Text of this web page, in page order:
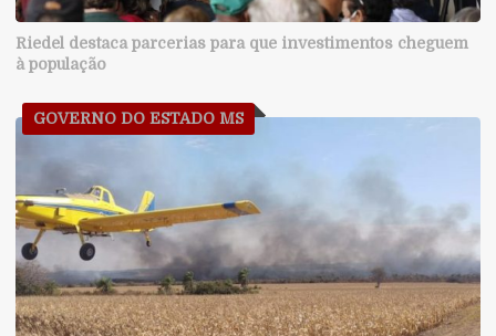
Riedel destaca parcerias para que investimentos cheguem
à população
GOVERNO DO ESTADO MS